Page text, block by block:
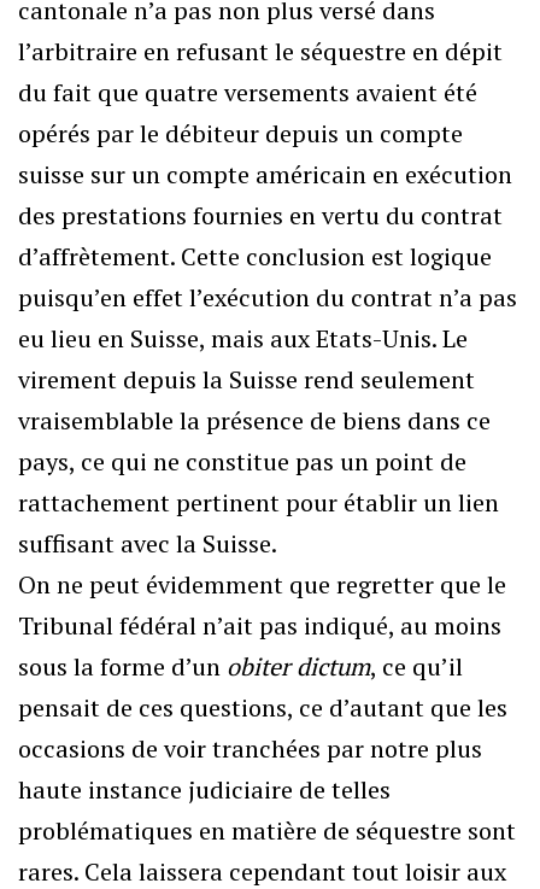
cantonale n’a pas non plus versé dans
l’arbitraire en refusant le séquestre en dépit
du fait que quatre versements avaient été
opérés par le débiteur depuis un compte
suisse sur un compte américain en exécution
des prestations fournies en vertu du contrat
d’affrètement. Cette conclusion est logique
puisqu’en effet l’exécution du contrat n’a pas
eu lieu en Suisse, mais aux Etats-Unis. Le
virement depuis la Suisse rend seulement
vraisemblable la présence de biens dans ce
pays, ce qui ne constitue pas un point de
rattachement pertinent pour établir un lien
suffisant avec la Suisse.
On ne peut évidemment que regretter que le
Tribunal fédéral n’ait pas indiqué, au moins
sous la forme d’un obiter dictum, ce qu’il
pensait de ces questions, ce d’autant que les
occasions de voir tranchées par notre plus
haute instance judiciaire de telles
problématiques en matière de séquestre sont
rares. Cela laissera cependant tout loisir aux